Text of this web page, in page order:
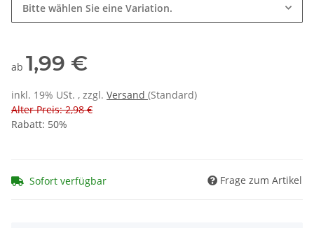
Bitte wählen Sie eine Variation.
ab 1,99 €
inkl. 19% USt. , zzgl. Versand (Standard)
Alter Preis: 2,98 €
Rabatt: 50%
Sofort verfügbar Frage zum Artikel